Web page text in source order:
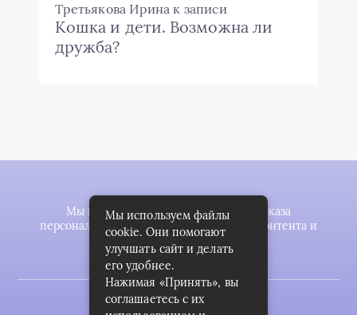
Третьякова Ирина к записи
Кошка и дети. Возможна ли
дружба?
Мы используем файлы cookie для показа
персонализированной рекламы и/или контента и
анализа нашего трафика.
2023 © zookomplekt.ru
Мы используем файлы
cookie. Они помогают
улучшать сайт и делать
его удобнее.
Нажимая «Принять», вы
соглашаетесь с их